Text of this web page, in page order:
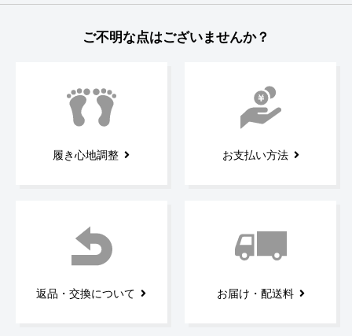
ご不明な点はございませんか？
履き心地調整 お支払い方法
返品・交換について お届け・配送料